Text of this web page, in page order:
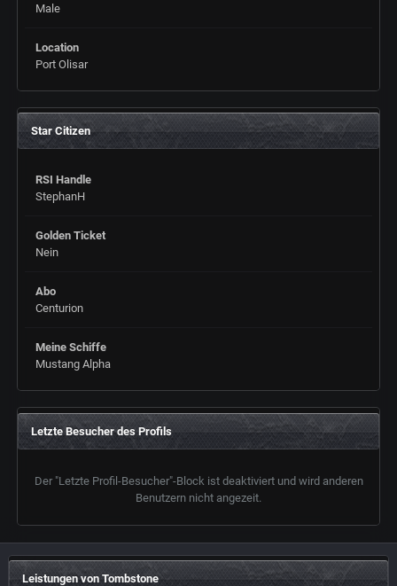
Male
Location
Port Olisar
Star Citizen
RSI Handle
StephanH
Golden Ticket
Nein
Abo
Centurion
Meine Schiffe
Mustang Alpha
Letzte Besucher des Profils
Der "Letzte Profil-Besucher"-Block ist deaktiviert und wird anderen
Benutzern nicht angezeit.
Leistungen von Tombstone